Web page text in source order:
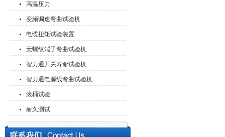
高温压力
变频调速弯曲试验机
电缆扭矩试验装置
无螺纹端子弯曲试验机
智力通开关寿命试验机
智力通电源线弯曲试验机
滚桶试验
耐久测试